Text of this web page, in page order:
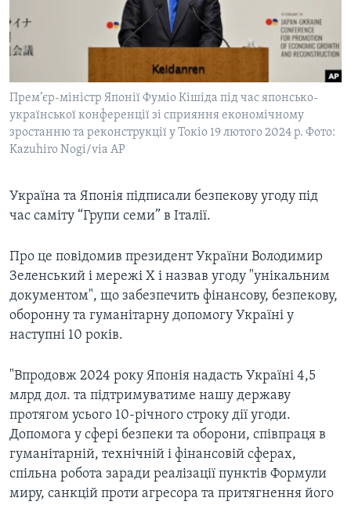
ЕКОНОМІКА
ІСТОРІЇ УСПІХУ УКРАЇНЦІВ
ТЕЛЕПРОГРАМИ
ЧАС-TIME
СТУДІЯ ВАШИНГТОН
ВІКНО В АМЕРИКУ
ПОГЛЯД З ВАШИНГТОНА
ENGLISH
Learning English
МИ В СОЦМЕРЕЖАХ
Мови
Прем’єр-міністр Японії Фуміо Кішіда під час японсько-
української конференції зі сприяння економічному
зростанню та реконструкції у Токіо 19 лютого 2024 р. Фото:
Kazuhiro Nogi/via AP
Україна та Японія підписали безпекову угоду під
час саміту “Групи семи” в Італії.
Про це повідомив президент України Володимир
Зеленський і мережі Х і назвав угоду "унікальним
документом", що забезпечить фінансову, безпекову,
оборонну та гуманітарну допомогу Україні у
наступні 10 років.
"Впродовж 2024 року Японія надасть Україні 4,5
млрд дол. та підтримуватиме нашу державу
протягом усього 10-річного строку дії угоди.
Допомога у сфері безпеки та оборони, співпраця в
гуманітарній, технічній і фінансовій сферах,
спільна робота заради реалізації пунктів Формули
миру, санкцій проти агресора та притягнення його